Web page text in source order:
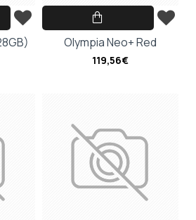
Olympia Neo+ Red
119,56€